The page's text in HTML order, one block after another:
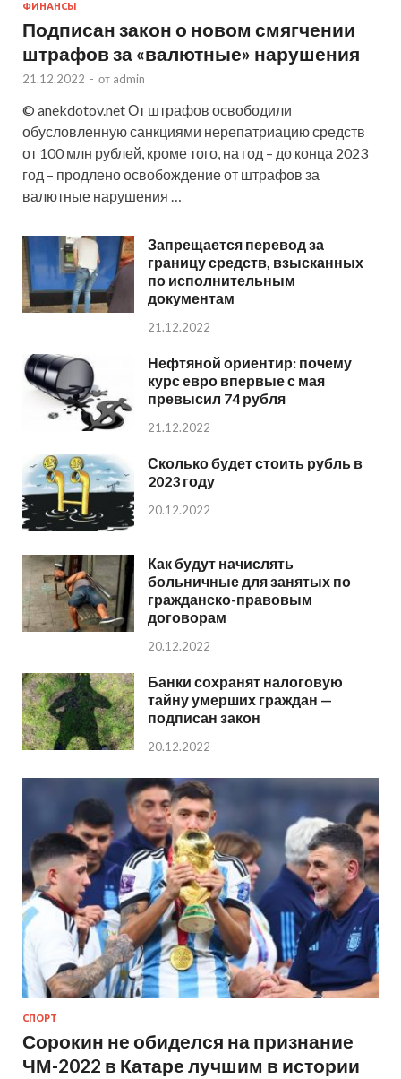
ФИНАНСЫ
Подписан закон о новом смягчении
штрафов за «валютные» нарушения
21.12.2022 - от admin
© anekdotov.net От штрафов освободили
обусловленную санкциями нерепатриацию средств
от 100 млн рублей, кроме того, на год – до конца 2023
год – продлено освобождение от штрафов за
валютные нарушения …
Запрещается перевод за
границу средств, взысканных
по исполнительным
документам
21.12.2022
Нефтяной ориентир: почему
курс евро впервые с мая
превысил 74 рубля
21.12.2022
Сколько будет стоить рубль в
2023 году
20.12.2022
Как будут начислять
больничные для занятых по
гражданско-правовым
договорам
20.12.2022
Банки сохранят налоговую
тайну умерших граждан —
подписан закон
20.12.2022
СПОРТ
Сорокин не обиделся на признание
ЧМ-2022 в Катаре лучшим в истории